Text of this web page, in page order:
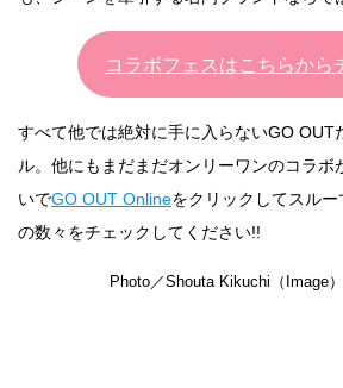
コラボフェスはこちらから
すべて他では絶対に手に入らないGO OUT
ル。他にもまだまだオンリーワンのコラボ
いでGO OUT Onlineをクリックしてスル
の数々をチェックしてください!!
Photo／Shouta Kikuchi（Image